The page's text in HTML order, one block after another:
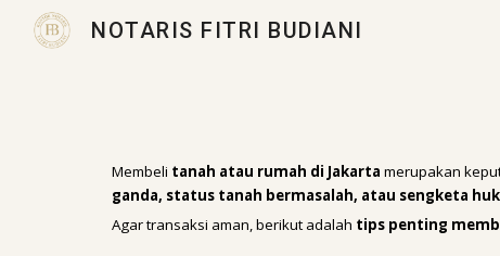
NOTARIS FITRI BUDIANI
Membeli tanah atau rumah di Jakarta merupakan
ganda, status tanah bermasalah, atau sengketa
Agar transaksi aman, berikut adalah tips penting